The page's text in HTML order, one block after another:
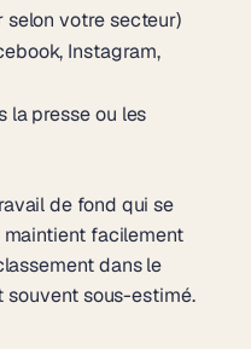
selon votre secteur)
Instagram,
la presse ou les
de fond qui se
facilement
dans le
sous-estimé.